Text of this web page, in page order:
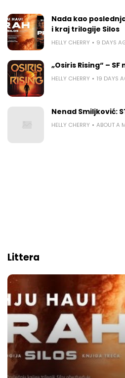
Nada kao
i kraj trilogije Silos
HELLY CHERRY 9 DAYS
„Osiris Rising“ –
HELLY CHERRY 19 DAYS
Nenad Smiljković:
HELLY CHERRY ABOUT A
Littera